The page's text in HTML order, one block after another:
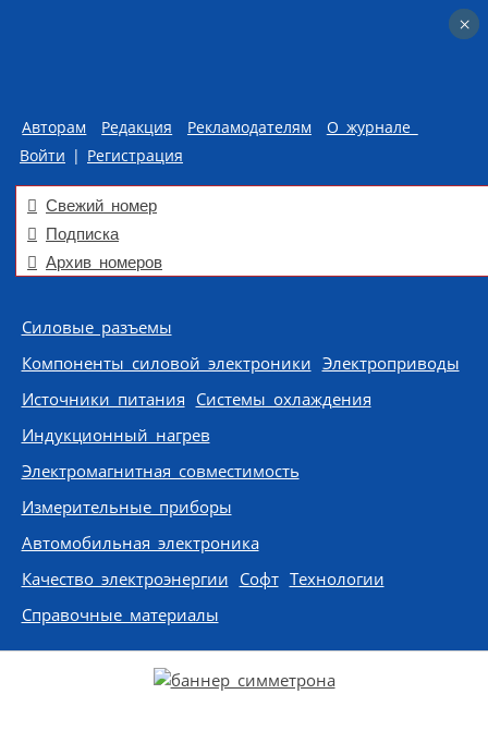
Авторам Редакция Рекламодателям
О журнале
Войти | Регистрация
Свежий номер
Подписка
Архив номеров
Skip to content
Силовые разъемы
Компоненты силовой электроники Электроприводы
Источники питания Системы охлаждения
Индукционный нагрев
Электромагнитная совместимость
Измерительные приборы
Автомобильная электроника
Качество электроэнергии Софт Технологии
Справочные материалы
×
×